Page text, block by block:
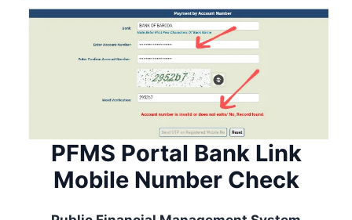
PFMS Portal Bank Link
Mobile Number Check